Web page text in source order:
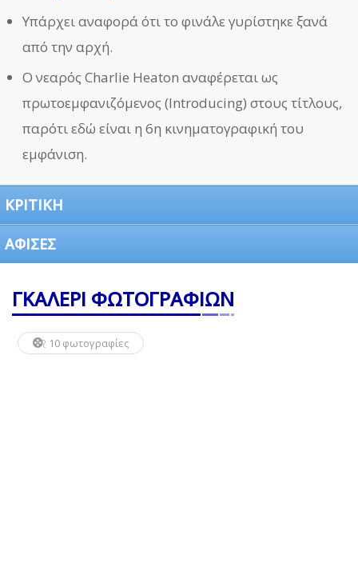
Υπάρχει αναφορά ότι το φινάλε γυρίστηκε ξανά
από την αρχή.
Ο νεαρός Charlie Heaton αναφέρεται ως
πρωτοεμφανιζόμενος (Introducing) στους τίτλους,
παρότι εδώ είναι η 6η κινηματογραφική του
εμφάνιση.
ΚΡΙΤΙΚΗ
ΑΦΙΣΕΣ
ΓΚΑΛΕΡΙ ΦΩΤΟΓΡΑΦΙΩΝ
10 φωτογραφίες